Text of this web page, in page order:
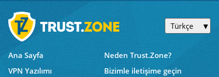
Türkçe
Ana Sayfa
Neden Trust.Zone?
VPN Yazılımı
Bizimle iletişime geçin